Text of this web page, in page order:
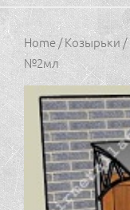
Home/Козырьки/
№2мл